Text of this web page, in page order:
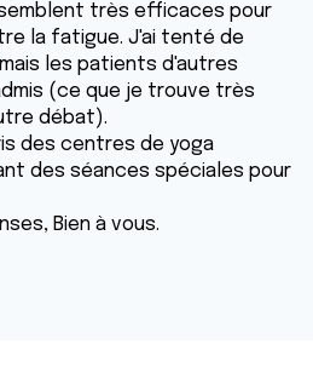
très efficaces pour
la fatigue. J'ai tenté de
les patients d'autres
(ce que je trouve très
débat).
des centres de yoga
des séances spéciales pour
Bien à vous.